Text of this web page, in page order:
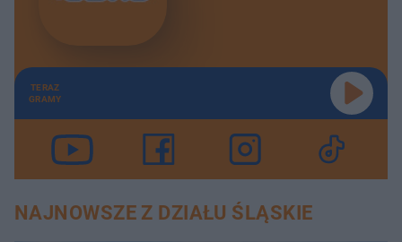
TERAZ
GRAMY
NAJNOWSZE Z DZIAŁU ŚLĄSKIE